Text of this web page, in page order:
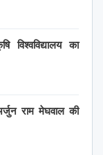
विश्वविद्यालय का
राम मेघवाल की